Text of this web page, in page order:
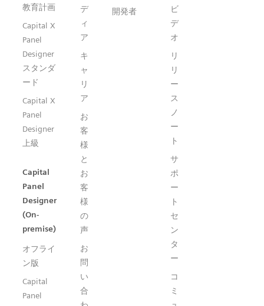
教育計画
Capital X
Panel
Designer
スタンダ
ード
Capital X
Panel
Designer
上級
Capital
Panel
Designer
(On-
premise)
オフライ
ン版
Capital
Panel
デ
ィ
ア
キ
ャ
リ
ア
お
客
様
と
お
客
様
の
声
お
問
い
合
開発者
ビ
デ
オ
リ
リ
ー
ス
ノ
ー
ト
サ
ポ
ー
ト
セ
ン
タ
ー
コ
ミ